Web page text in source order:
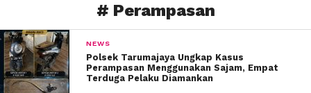
# Perampasan
NEWS
Polsek Tarumajaya Ungkap Kasus
Perampasan Menggunakan Sajam, Empat
Terduga Pelaku Diamankan